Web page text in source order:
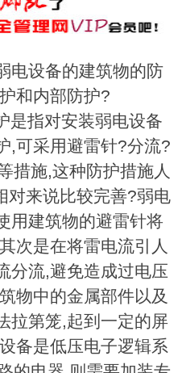
电设备的建筑物的防
和内部防护?
指对安装弱电设备
,可采用避雷针?分流?
措施,这种防护措施人
对来说比较完善?弱电
用建筑物的避雷针将
次是在将雷电流引人
分流,避免造成过电压
物中的金属部件以及
拉第笼,起到一定的屏
备是低压电子逻辑系